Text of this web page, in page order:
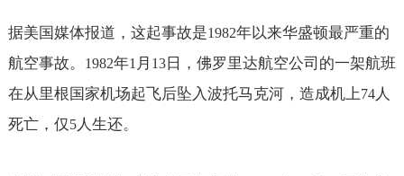
据美国媒体报道，这起事故是1982年以来华盛顿最严重的
航空事故。
1982年1 月 13日，佛罗里达航空公司的一架航班
在从里根国家机场起飞后坠入波托马克河，造成机上74人
死亡，仅5人生还。